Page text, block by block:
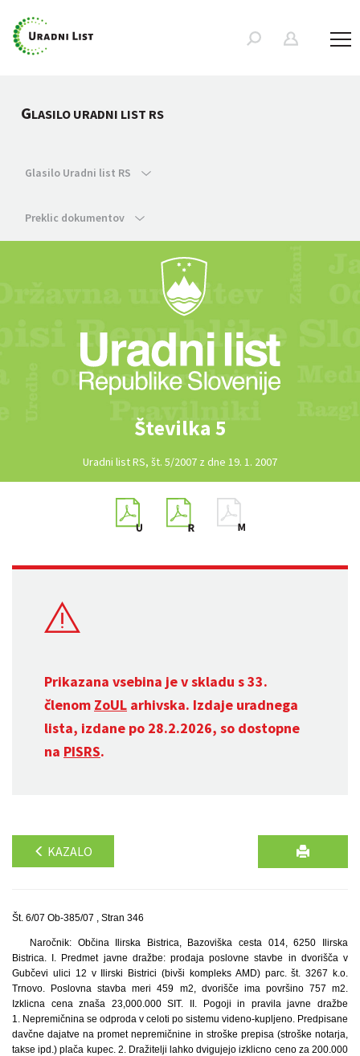
GLASILO URADNI LIST RS
Glasilo Uradni list RS
Preklic dokumentov
Številka 5
Uradni list RS, št. 5/2007 z dne 19. 1. 2007
Prikazana vsebina je v skladu s 33.
členom ZoUL arhivska. Izdaje uradnega
lista, izdane po 28.2.2026, so dostopne
na PISRS.
KAZALO
Št. 6/07 Ob-385/07 , Stran 346
Naročnik: Občina Ilirska Bistrica, Bazoviška cesta 014, 6250 Ilirska
Bistrica. I. Predmet javne dražbe: prodaja poslovne stavbe in dvorišča v
Gubčevi ulici 12 v Ilirski Bistrici (bivši kompleks AMD) parc. št. 3267 k.o.
Trnovo. Poslovna stavba meri 459 m2, dvorišče ima površino 757 m2.
Izklicna cena znaša 23,000.000 SIT. II. Pogoji in pravila javne dražbe
1. Nepremičnina se odproda v celoti po sistemu videno-kupljeno. Predpisane
davčne dajatve na promet nepremičnine in stroške prepisa (stroške notarja,
takse ipd.) plača kupec. 2. Dražitelji lahko dvigujejo izklicno ceno za 200.000